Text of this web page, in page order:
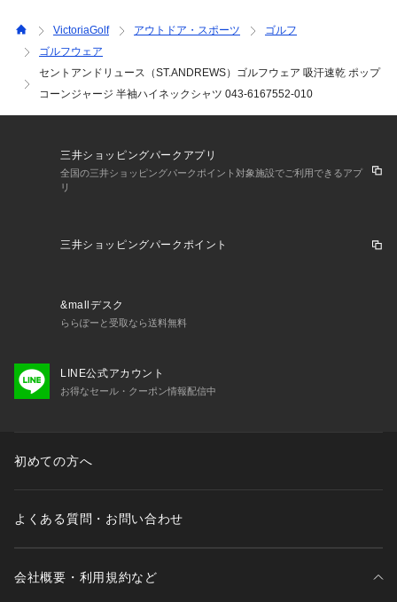
い。2026年春夏モデル 2026ssmodel セントアンドリュース S
T.ANDREWS ヴィクトリアゴルフ ビクトリアゴルフ Victoria
Golf ゴルフニット ゴルフウェア トップス 半袖ハイネック La
dy's Ladys レディース れでぃーす 女性 モックネックシャツ
ポーツ 運動 レジャー アウトドア ストレッチ 伸縮性 動きやす
い カジュアル ロゴ ブランド 黒 ブラック
VictoriaGolf アウトドア・スポーツ
ゴルフ
ゴルフウェア
セントアンドリュース（ST.ANDREWS）ゴルフウェア 吸汗速乾 ポップ
コーンジャージ 半袖ハイネックシャツ 043-6167552-010
三井ショッピングパークアプリ
全国の三井ショッピングパークポイント対象施設でご利用できるアプ
リ
三井ショッピングパークポイント
&mallデスク
ららぽーと受取なら送料無料
LINE公式アカウント
お得なセール・クーポン情報配信中
初めての方へ
よくある質問・お問い合わせ
会社概要・利用規約など